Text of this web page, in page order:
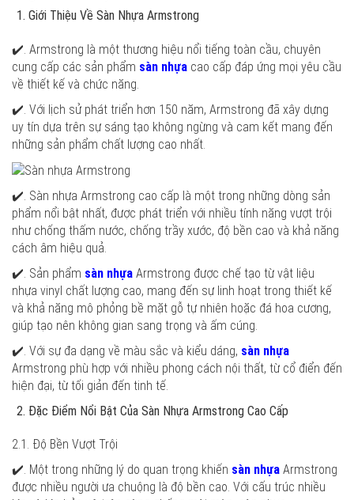
Giới Thiệu Về Sàn Nhựa Armstrong
✔️. Armstrong là một thương hiệu nổi tiếng toàn cầu, chuyên
cung cấp các sản phẩm sàn nhựa cao cấp đáp ứng mọi yêu cầu
về thiết kế và chức năng.
✔️. Với lịch sử phát triển hơn 150 năm, Armstrong đã xây dựng
uy tín dựa trên sự sáng tạo không ngừng và cam kết mang đến
những sản phẩm chất lượng cao nhất.
✔️. Sàn nhựa Armstrong cao cấp là một trong những dòng sản
phẩm nổi bật nhất, được phát triển với nhiều tính năng vượt trội
như chống thấm nước, chống trầy xước, độ bền cao và khả năng
cách âm hiệu quả.
✔️. Sản phẩm sàn nhựa Armstrong được chế tạo từ vật liệu
nhựa vinyl chất lượng cao, mang đến sự linh hoạt trong thiết kế
và khả năng mô phỏng bề mặt gỗ tự nhiên hoặc đá hoa cương,
giúp tạo nên không gian sang trọng và ấm cúng.
✔️. Với sự đa dạng về màu sắc và kiểu dáng, sàn nhựa
Armstrong phù hợp với nhiều phong cách nội thất, từ cổ điển đến
hiện đại, từ tối giản đến tinh tế.
Đặc Điểm Nổi Bật Của Sàn Nhựa Armstrong Cao Cấp
2.1. Độ Bền Vượt Trội
✔️. Một trong những lý do quan trọng khiến sàn nhựa Armstrong
được nhiều người ưa chuộng là độ bền cao. Với cấu trúc nhiều